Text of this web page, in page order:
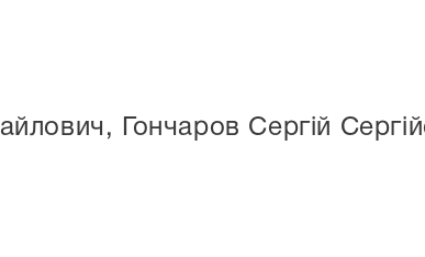
Гончаров Сергій